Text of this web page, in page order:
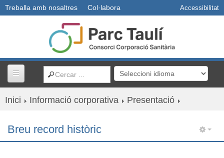
Accessibilitat
Col·labora
Treballa amb nosaltres
Centres i serveis
Usuaris
Inici Informació corporativa Presentació
Breu record històric